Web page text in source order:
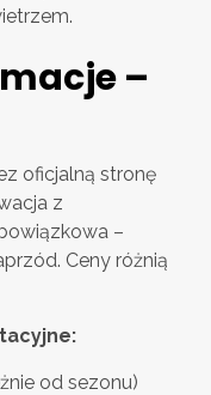
–
oficjalną stronę
z
–
Ceny różnią
od sezonu)